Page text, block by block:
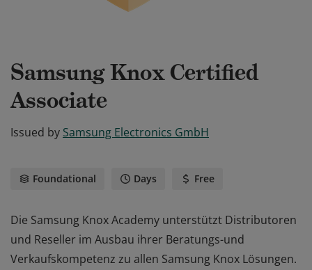
Samsung Knox Certified
Associate
Issued by Samsung Electronics GmbH
Foundational Days Free
Die Samsung Knox Academy unterstützt Distributoren
und Reseller im Ausbau ihrer Beratungs-und
Verkaufskompetenz zu allen Samsung Knox Lösungen.